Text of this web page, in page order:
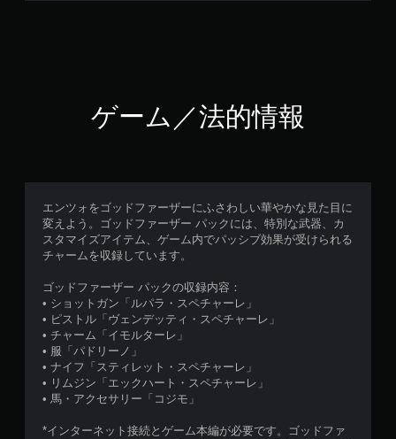
ゲーム／法的情報
エンツォをゴッドファーザーにふさわしい華やかな見た目に
変えよう。ゴッドファーザー パックには、特別な武器、カ
スタマイズアイテム、ゲーム内でパッシブ効果が受けられる
チャームを収録しています。
ゴッドファーザー パックの収録内容：
• ショットガン「ルパラ・スペチャーレ」
• ピストル「ヴェンデッティ・スペチャーレ」
• チャーム「イモルターレ」
• 服「パドリーノ」
• ナイフ「スティレット・スペチャーレ」
• リムジン「エックハート・スペチャーレ」
• 馬・アクセサリー「コジモ」
*インターネット接続とゲーム本編が必要です。ゴッドファ